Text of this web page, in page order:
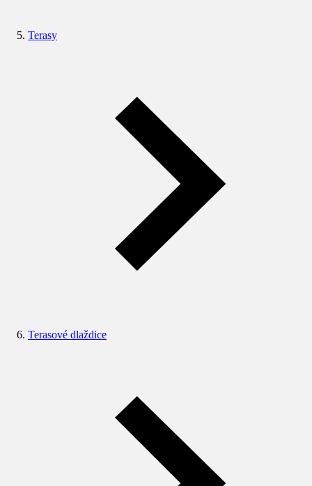
Terasy
Terasové dlaždice